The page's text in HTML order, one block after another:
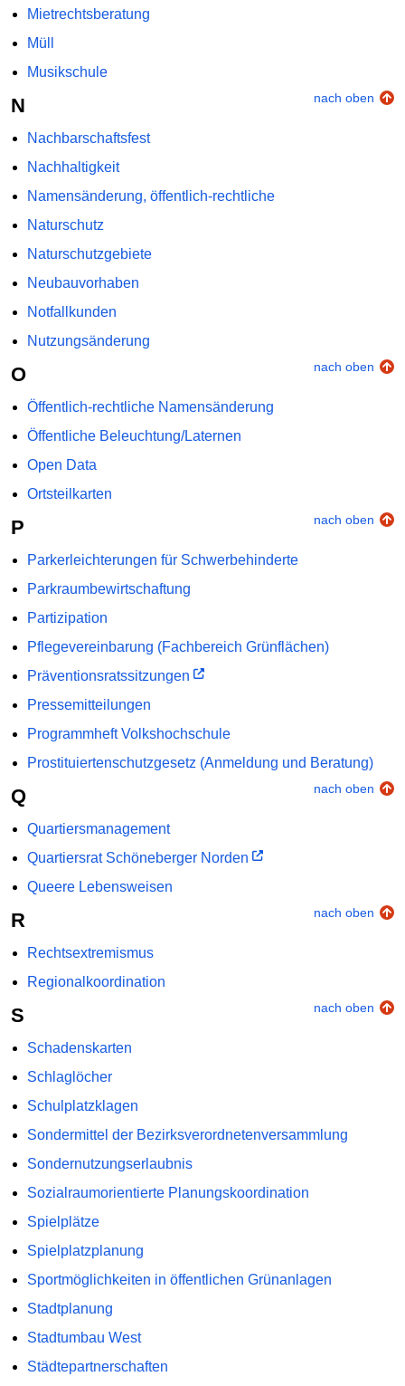
Mietrechtsberatung
Müll
Musikschule
N nach oben
Nachbarschaftsfest
Nachhaltigkeit
Namensänderung, öffentlich-rechtliche
Naturschutz
Naturschutzgebiete
Neubauvorhaben
Notfallkunden
Nutzungsänderung
O nach oben
Öffentlich-rechtliche Namensänderung
Öffentliche Beleuchtung/Laternen
Open Data
Ortsteilkarten
P nach oben
Parkerleichterungen für Schwerbehinderte
Parkraumbewirtschaftung
Partizipation
Pflegevereinbarung (Fachbereich Grünflächen)
Präventionsratssitzungen
Pressemitteilungen
Programmheft Volkshochschule
Prostituiertenschutzgesetz (Anmeldung und Beratung)
Q nach oben
Quartiersmanagement
Quartiersrat Schöneberger Norden
Queere Lebensweisen
R nach oben
Rechtsextremismus
Regionalkoordination
S nach oben
Schadenskarten
Schlaglöcher
Schulplatzklagen
Sondermittel der Bezirksverordnetenversammlung
Sondernutzungserlaubnis
Sozialraumorientierte Planungskoordination
Spielplätze
Spielplatzplanung
Sportmöglichkeiten in öffentlichen Grünanlagen
Stadtplanung
Stadtumbau West
Städtepartnerschaften